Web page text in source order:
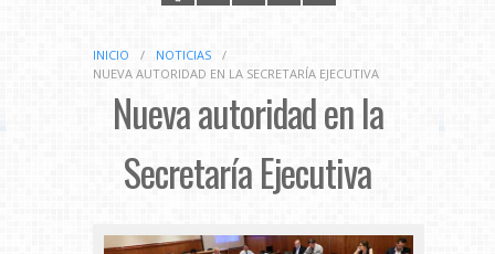
INICIO / NOTICIAS
/
NUEVA AUTORIDAD EN LA SECRETARÍA EJECUTIVA
Nueva autoridad en la
Secretaría Ejecutiva